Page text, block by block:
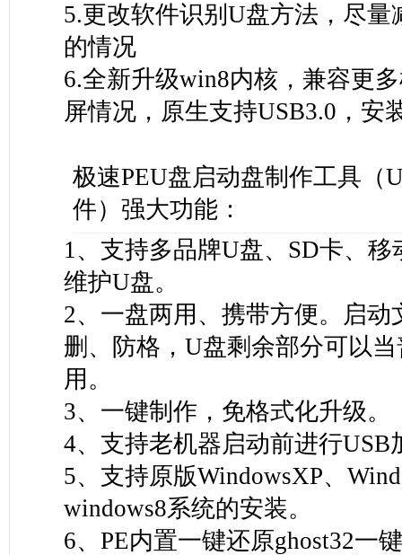
5.更改软件识别U盘方法，尽量
的情况
6.全新升级win8内核，兼容更
屏情况，原生支持USB3.0，安
极速PEU盘启动盘制作工具（
件）强大功能：
1、支持多品牌U盘、SD卡、
维护U盘。
2、一盘两用、携带方便。启动
删、防格，U盘剩余部分可以
用。
3、一键制作，免格式化升级。
4、支持老机器启动前进行USB
5、支持原版WindowsXP、
windows8系统的安装。
6、PE内置一键还原ghost32一